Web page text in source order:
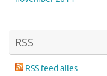
RSS
RSS feed alles